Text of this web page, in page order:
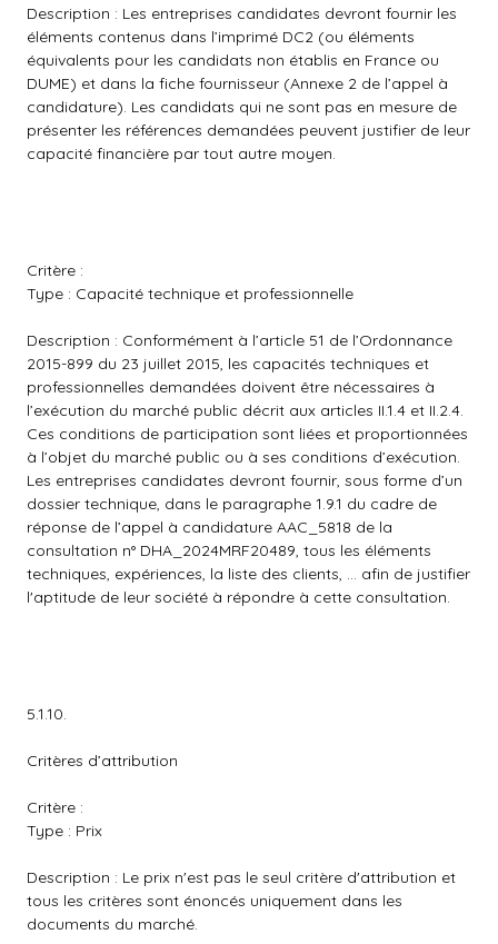
Description : Les entreprises candidates devront fournir les
éléments contenus dans l’imprimé DC2 (ou éléments
équivalents pour les candidats non établis en France ou
DUME) et dans la fiche fournisseur (Annexe 2 de l’appel à
candidature). Les candidats qui ne sont pas en mesure de
présenter les références demandées peuvent justifier de leur
capacité financière par tout autre moyen.
Critère :
Type : Capacité technique et professionnelle
Description : Conformément à l’article 51 de l’Ordonnance
2015-899 du 23 juillet 2015, les capacités techniques et
professionnelles demandées doivent être nécessaires à
l’exécution du marché public décrit aux articles II.1.4 et II.2.4.
Ces conditions de participation sont liées et proportionnées
à l’objet du marché public ou à ses conditions d’exécution.
Les entreprises candidates devront fournir, sous forme d’un
dossier technique, dans le paragraphe 1.9.1 du cadre de
réponse de l’appel à candidature AAC_5818 de la
consultation n° DHA_2024MRF20489, tous les éléments
techniques, expériences, la liste des clients, ... afin de justifier
l'aptitude de leur société à répondre à cette consultation.
5.1.10.
Critères d’attribution
Critère :
Type : Prix
Description : Le prix n'est pas le seul critère d'attribution et
tous les critères sont énoncés uniquement dans les
documents du marché.